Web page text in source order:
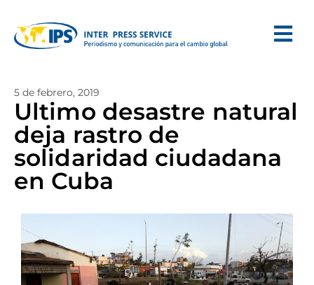
5 de febrero, 2019
Ultimo desastre natural
deja rastro de
solidaridad ciudadana
en Cuba